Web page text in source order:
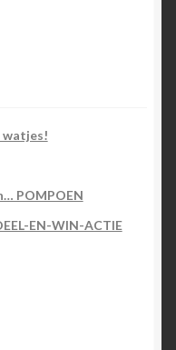
watjes!
POMPOEN
EN-WIN-ACTIE